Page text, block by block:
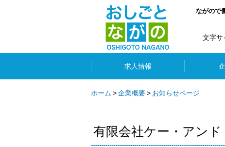
ながので
文字サ
求人情報
ホーム 企業概要 お知らせページ
有限会社ケー・アン